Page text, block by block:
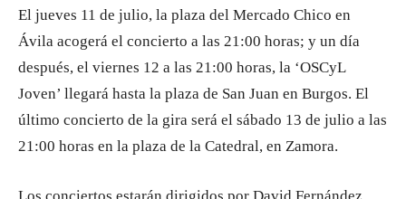
El jueves 11 de julio, la plaza del Mercado Chico en
Ávila acogerá el concierto a las 21:00 horas; y un día
después, el viernes 12 a las 21:00 horas, la ‘OSCyL
Joven’ llegará hasta la plaza de San Juan en Burgos. El
último concierto de la gira será el sábado 13 de julio a las
21:00 horas en la plaza de la Catedral, en Zamora.